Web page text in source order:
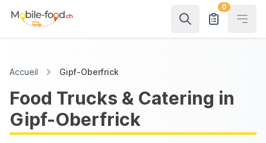
0
Accueil Gipf-Oberfrick
Food Trucks & Catering in
Gipf-Oberfrick